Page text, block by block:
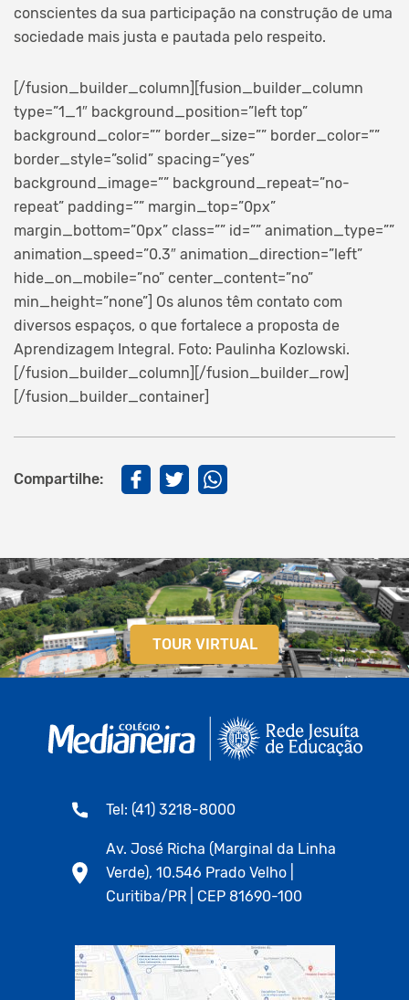
conscientes da sua participação na construção de uma
sociedade mais justa e pautada pelo respeito.
[/fusion_builder_column][fusion_builder_column
type=”1_1″ background_position=”left top”
background_color=”” border_size=”” border_color=””
border_style=”solid” spacing=”yes”
background_image=”” background_repeat=”no-
repeat” padding=”” margin_top=”0px”
margin_bottom=”0px” class=”” id=”” animation_type=””
animation_speed=”0.3″ animation_direction=”left”
hide_on_mobile=”no” center_content=”no”
min_height=”none”] Os alunos têm contato com
diversos espaços, o que fortalece a proposta de
Aprendizagem Integral. Foto: Paulinha Kozlowski.
[/fusion_builder_column][/fusion_builder_row]
[/fusion_builder_container]
Compartilhe:
TOUR VIRTUAL
Tel: (41) 3218-8000
Av. José Richa (Marginal da Linha
Verde), 10.546 Prado Velho |
Curitiba/PR | CEP 81690-100